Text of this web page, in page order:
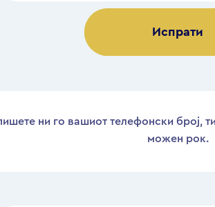
ни го вашиот телефонски број,
можен рок.